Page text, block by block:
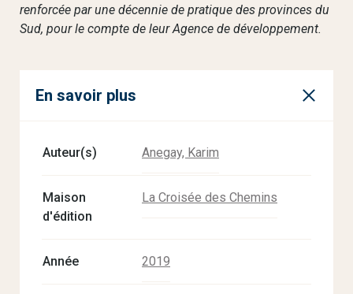
renforcée par une décennie de pratique des provinces du
Sud, pour le compte de leur Agence de développement.
En savoir plus
Auteur(s) Anegay, Karim
Maison
d'édition
La Croisée des Chemins
Année 2019